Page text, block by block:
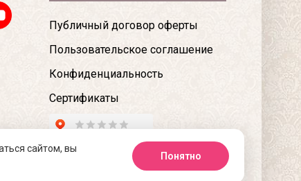
Публичный договор оферты
Пользовательское соглашение
Конфиденциальность
Сертификаты
сайтом, вы
Понятно